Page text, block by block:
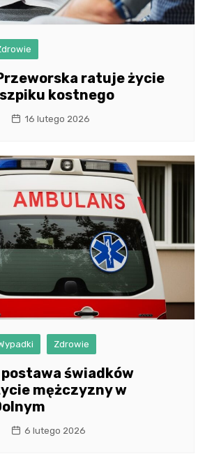
ratuje życie
kostnego
16 lutego 2026
Zdrowie
świadków
mężczyzny w
6 lutego 2026